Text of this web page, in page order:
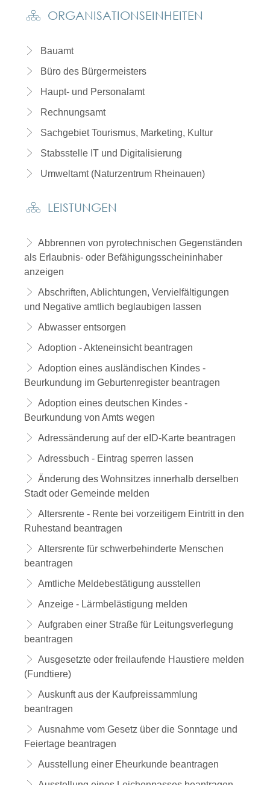
ORGANISATIONSEINHEITEN
Bauamt
Büro des Bürgermeisters
Haupt- und Personalamt
Rechnungsamt
Sachgebiet Tourismus, Marketing, Kultur
Stabsstelle IT und Digitalisierung
Umweltamt (Naturzentrum Rheinauen)
LEISTUNGEN
Abbrennen von pyrotechnischen Gegenständen
als Erlaubnis- oder Befähigungsscheininhaber
anzeigen
Abschriften, Ablichtungen, Vervielfältigungen
und Negative amtlich beglaubigen lassen
Abwasser entsorgen
Adoption - Akteneinsicht beantragen
Adoption eines ausländischen Kindes -
Beurkundung im Geburtenregister beantragen
Adoption eines deutschen Kindes -
Beurkundung von Amts wegen
Adressänderung auf der eID-Karte beantragen
Adressbuch - Eintrag sperren lassen
Änderung des Wohnsitzes innerhalb derselben
Stadt oder Gemeinde melden
Altersrente - Rente bei vorzeitigem Eintritt in den
Ruhestand beantragen
Altersrente für schwerbehinderte Menschen
beantragen
Amtliche Meldebestätigung ausstellen
Anzeige - Lärmbelästigung melden
Aufgraben einer Straße für Leitungsverlegung
beantragen
Ausgesetzte oder freilaufende Haustiere melden
(Fundtiere)
Auskunft aus der Kaufpreissammlung
beantragen
Ausnahme vom Gesetz über die Sonntage und
Feiertage beantragen
Ausstellung einer Eheurkunde beantragen